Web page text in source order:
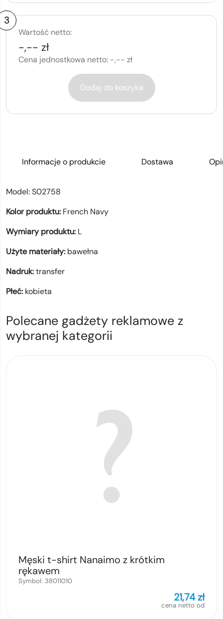
3
Wartość netto:
-,-- zł
Cena jednostkowa netto: -,-- zł
Dodaj do koszyka
Informacje o produkcie Dostawa
Model:S02758
Kolor produktu: French Navy
Wymiary produktu: L
Użyte materiały: bawełna
Nadruk:transfer
Płeć: kobieta
Polecane gadżety reklamowe z
wybranej kategorii
Męski t-shirt Nanaimo z krótkim
rękawem
Symbol: 38011010
21,74zł
cena netto od